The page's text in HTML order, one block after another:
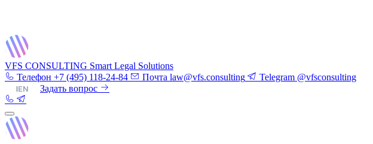
VFS CONSULTING Smart Legal Solutions
Телефон +7 (495) 118-24-84 Почта law@vfs.consulting Telegram @vfsconsulting
|EN Задать вопрос